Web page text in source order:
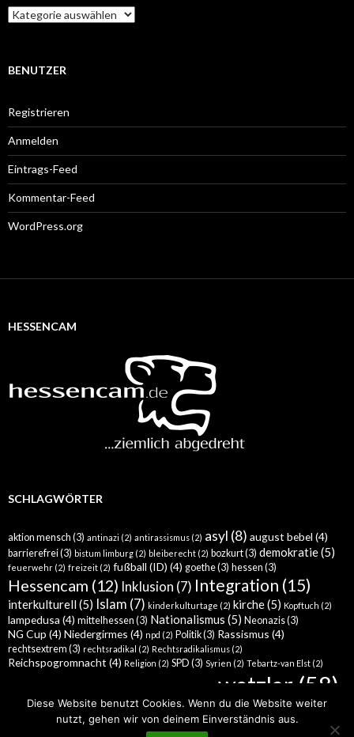
Kategorien
BENUTZER
Registrieren
Anmelden
Eintrags-Feed
Kommentar-Feed
WordPress.org
HESSENCAM
SCHLAGWÖRTER
aktion mensch (3) antinazi (2) antirassismus (2) asyl (8) august bebel (4)
barrierefrei(3) bistum limburg (2) bleiberecht (2) bozkurt(3) demokratie(5)
feuerwehr (2) freizeit (2) fußball (ID) (4) goethe(3) hessen (3)
Hessencam (12) Inklusion (7) Integration (15)
interkulturell(5) Islam (7) kinderkulturtage (2) kirche(5) Kopftuch (2)
lampedusa (4) mittelhessen (3) Nationalismus (5) Neonazis(3)
NG Cup (4) Niedergirmes (4) npd (2) Politik(3) Rassismus (4)
rechtsextrem (3) rechtsradikal (2) Rechtsradikalismus (2)
Reichspogromnacht (4) Religion (2) SPD (3) Syrien (2) Tebartz-van Elst (2)
wetzlar (58)
Diese Website benutzt Cookies. Wenn du die Website weiter
nutzt, gehen wir von deinem Einverständnis aus.